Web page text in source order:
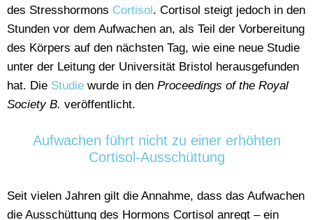
des Stresshormons Cortisol. Cortisol steigt jedoch in den
Stunden vor dem Aufwachen an, als Teil der Vorbereitung
des Körpers auf den nächsten Tag, wie eine neue Studie
unter der Leitung der Universität Bristol herausgefunden
hat. Die Studie wurde in den Proceedings of the Royal
Society B. veröffentlicht.
Aufwachen führt nicht zu einer erhöhten
Cortisol-Ausschüttung
Seit vielen Jahren gilt die Annahme, dass das Aufwachen
die Ausschüttung des Hormons Cortisol anregt – ein